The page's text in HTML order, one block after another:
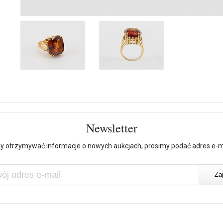
Newsletter
otrzymywać informacje o nowych aukcjach, prosimy podać adres e-